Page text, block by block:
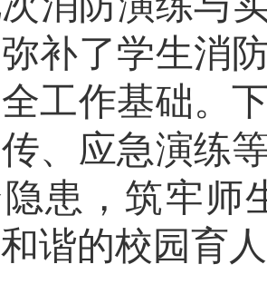
补了学生消
工作基础。
、应急演练
患，筑牢师
谐的校园育